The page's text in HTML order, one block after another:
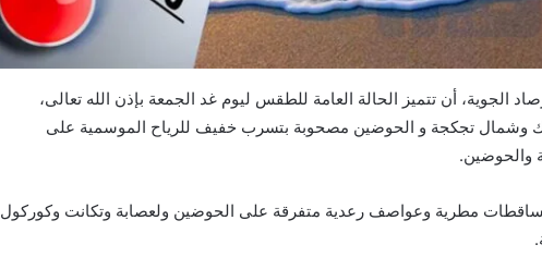
الجوية، أن تتميز الحالة العامة للطقس ليوم غد الجمعة بإذن الله تعالى،
وشمال تجكجة و الحوضين مصحوبة بتسرب خفيف للرياح الموسمية على
والحوضين.
مطرية وعواصف رعدية متفرقة على الحوضين ولعصابة وتكانت وكوركول